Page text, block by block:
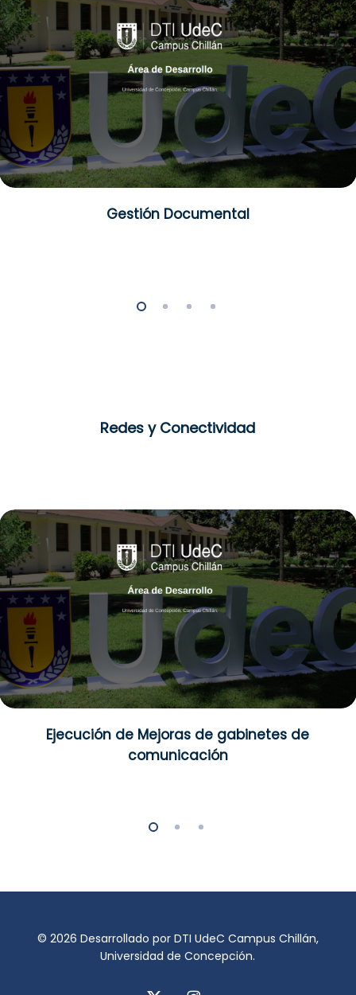
Gestión Documental
Redes y Conectividad
Ejecución de Mejoras de gabinetes de
comunicación
© 2026 Desarrollado por DTI UdeC Campus Chillán,
Universidad de Concepción.